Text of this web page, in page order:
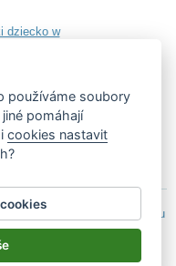
dziecko w
dítě v autě
povinen vystavit kupujícímu
u správce daně on-line; v
používáme soubory
pomáhají
cookies nastavit